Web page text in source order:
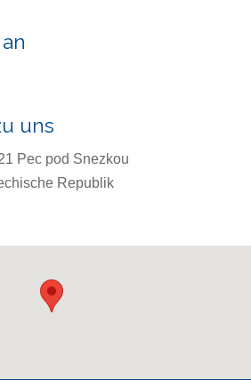
uns
Pec pod Snezkou
Republik